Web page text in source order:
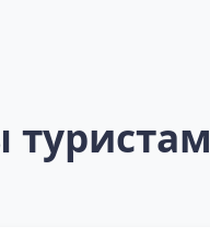
туристам